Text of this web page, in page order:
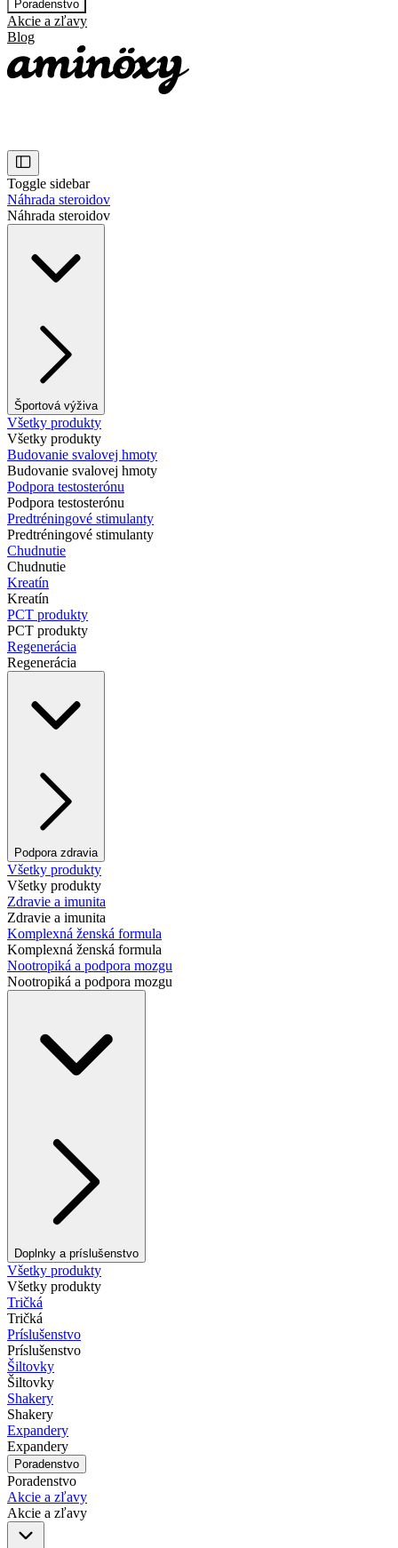
Poradenstvo
Akcie a zľavy
Blog
Toggle sidebar
Náhrada steroidov
Náhrada steroidov
Športová výživa
Všetky produkty
Všetky produkty
Budovanie svalovej hmoty
Budovanie svalovej hmoty
Podpora testosterónu
Podpora testosterónu
Predtréningové stimulanty
Predtréningové stimulanty
Chudnutie
Chudnutie
Kreatín
Kreatín
PCT produkty
PCT produkty
Regenerácia
Regenerácia
Podpora zdravia
Všetky produkty
Všetky produkty
Zdravie a imunita
Zdravie a imunita
Komplexná ženská formula
Komplexná ženská formula
Nootropiká a podpora mozgu
Nootropiká a podpora mozgu
Doplnky a príslušenstvo
Všetky produkty
Všetky produkty
Tričká
Tričká
Príslušenstvo
Príslušenstvo
Šiltovky
Šiltovky
Shakery
Shakery
Expandery
Expandery
Poradenstvo
Poradenstvo
Akcie a zľavy
Akcie a zľavy